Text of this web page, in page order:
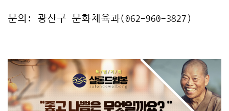
문의: 광산구 문화체육과(062-960-3827)